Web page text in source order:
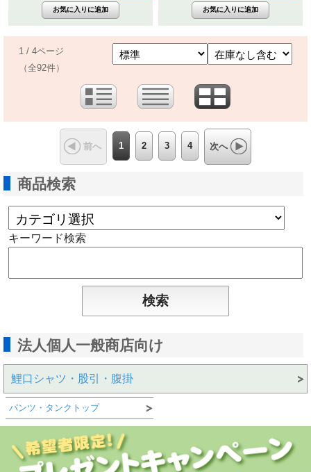
1 / 4ページ
（全92件）
前へ 1 2 3 4 次へ
商品検索
キーワード検索
法人個人一般商店向け
鯉口シャツ・股引・腹掛
パンツ・タンクトップ